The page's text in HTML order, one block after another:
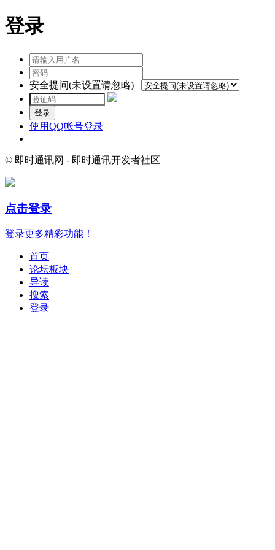
登录
安全提问(未设置请忽略)
登录
使用QQ帐号登录
© 即时通讯网 - 即时通讯开发者社区
点击登录
登录更多精彩功能！
首页
论坛板块
导读
搜索
登录